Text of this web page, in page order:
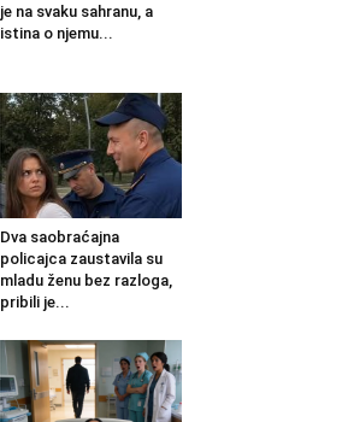
je na svaku sahranu, a
istina o njemu...
Dva saobraćajna
policajca zaustavila su
mladu ženu bez razloga,
pribili je...